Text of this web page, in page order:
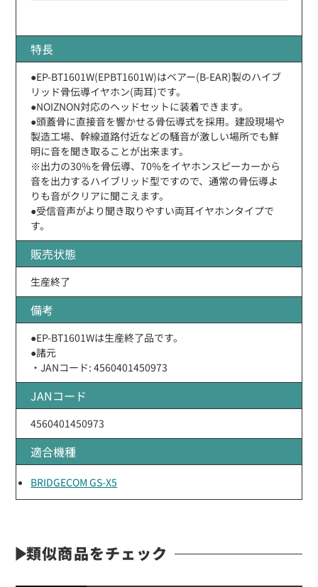
特長
●EP-BT1601W(EPBT1601W)はベアー(B-EAR)製のハイブ
リッド骨伝導イヤホン(両耳)です。
●NOIZNON対応のヘッドセットに装着できます。
●頭蓋骨に直接音を響かせる骨伝導式を採用。建設現場や
製造工場、幹線道路付近などの騒音が激しい場所でも鮮
明に音を聞き取ることが出来ます。
※出力の30%を骨伝導、70%をイヤホンスピーカーから
音を出力するハイブリッド型ですので、通常の骨伝導よ
りも音がクリアに聞こえます。
●受信音声がより聞き取りやすい両耳イヤホンタイプで
す。
販売状態
生産終了
備考
●EP-BT1601Wは生産終了品です。
●諸元
・JANコード: 4560401450973
JANコード
4560401450973
適合機種
BRIDGECOM GS-X5
類似商品をチェック